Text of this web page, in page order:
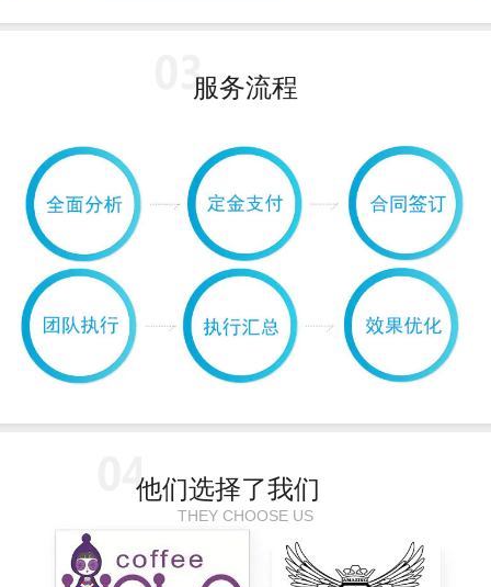
服务流程
他们选择了我们
THEY CHOOSE US